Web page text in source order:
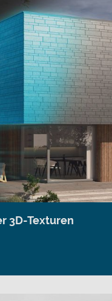
3D-Texturen